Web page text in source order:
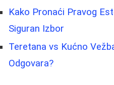
Kako Pronaći Pravog
Siguran Izbor
Teretana vs Kućno
Odgovara?